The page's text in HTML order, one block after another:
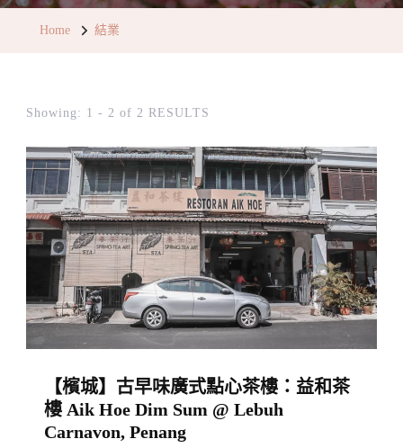
Home 結業
Showing: 1 - 2 of 2 RESULTS
【檳城】古早味廣式點心茶樓：益和茶
樓 Aik Hoe Dim Sum @ Lebuh
Carnavon, Penang